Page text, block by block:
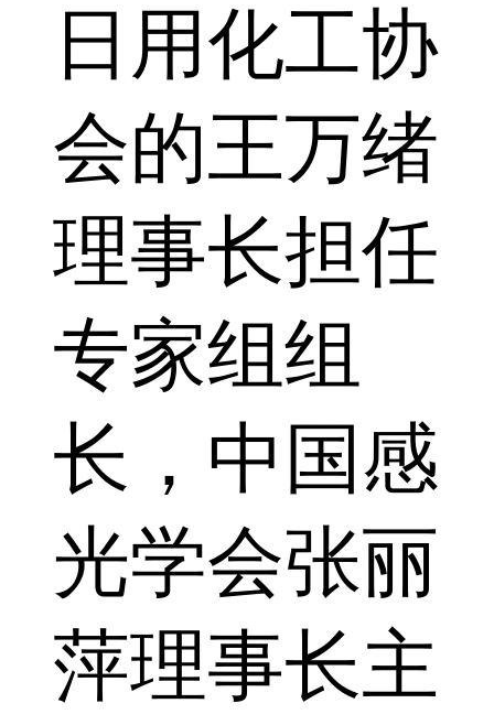
日用化工协
会的王万绪
理事长担任
专家组组
长，中国感
光学会张丽
萍理事长主